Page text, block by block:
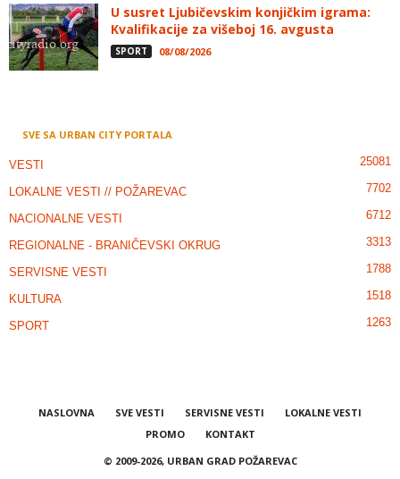
U susret Ljubičevskim konjičkim igrama:
Kvalifikacije za višeboj 16. avgusta
SPORT 08/08/2026
SVE SA URBAN CITY PORTALA
VESTI 25081
LOKALNE VESTI // POŽAREVAC 7702
NACIONALNE VESTI 6712
REGIONALNE - BRANIČEVSKI OKRUG 3313
SERVISNE VESTI 1788
KULTURA 1518
SPORT 1263
NASLOVNA SVE VESTI SERVISNE VESTI
LOKALNE VESTI
PROMO
KONTAKT
© 2009-2026, URBAN GRAD POŽAREVAC